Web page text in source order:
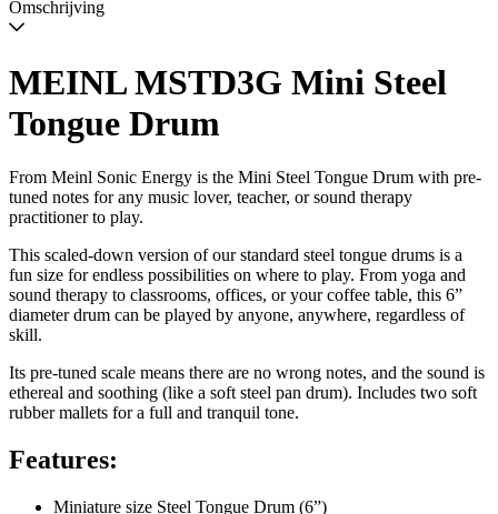
wanneer
Omschrijving
MEINL MSTD3G Mini Steel
Tongue Drum
From Meinl Sonic Energy is the Mini Steel Tongue Drum with pre-
tuned notes for any music lover, teacher, or sound therapy
practitioner to play.
This scaled-down version of our standard steel tongue drums is a
fun size for endless possibilities on where to play. From yoga and
sound therapy to classrooms, offices, or your coffee table, this 6”
diameter drum can be played by anyone, anywhere, regardless of
skill.
Its pre-tuned scale means there are no wrong notes, and the sound is
ethereal and soothing (like a soft steel pan drum). Includes two soft
rubber mallets for a full and tranquil tone.
Features:
Miniature size Steel Tongue Drum (6”)